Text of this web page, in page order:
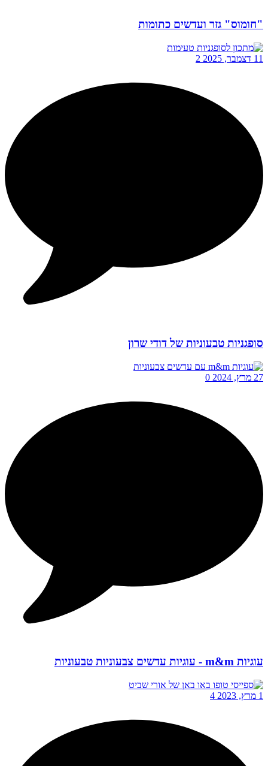
"חומוס" גזר ועדשים כתומות
11 דצמבר, 2025 2
סופגניות טבעוניות של דודי שרון
27 מרץ, 2024 0
עוגיות m&m - עוגיות עדשים צבעוניות טבעוניות
1 מרץ, 2023 4